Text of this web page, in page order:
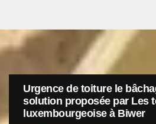
Urgence de toiture le
solution proposée par Les
luxembourgeoise à Biwer